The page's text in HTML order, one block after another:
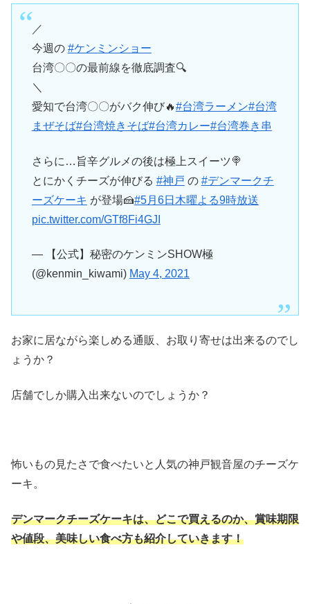
／
今週の #ケンミンショー
台湾〇〇の最前線を徹底調査🔍
＼
愛知で台湾〇〇がバク伸び🔥#台湾ラーメン#台湾
まぜそば#台湾焼きそば#台湾カレー#台湾巻き串
さらに…旨辛グルメの後は極上スイーツ🍭
とにかくチーズが伸びる #神戸 の #デンマークチ
ーズケーキ が登場🍰#5月6日木曜よる9時放送
pic.twitter.com/GTf8Fi4GJI
— 【公式】秘密のケンミンSHOW極
(@kenmin_kiwami) May 4, 2021
お家に居ながら楽しめる通販、お取り寄せは出来るのでし
ょうか？
店舗でしか購入出来ないのでしょうか？
怖いもの見たさで食べたいと人気の神戸観音屋のチーズケ
ーキ。
デンマークチーズケーキは、どこで買えるのか、賞味期限
や値段、美味しい食べ方も紹介していきます！